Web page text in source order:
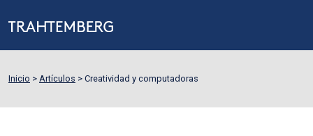
Inicio > Artículos > Creatividad y computadoras